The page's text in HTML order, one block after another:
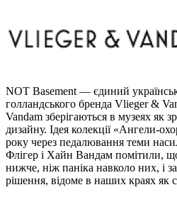
NOT Basement — єдиний
голландського бренда Vlieger &
Vandam зберігаються в музеях як
дизайну. Ідея колекції «Ангели-
року через педалювання теми
Флігер і Хайн Вандам помітили,
нижче, ніж паніка навколо них, і
рішення, відоме в наших краях як